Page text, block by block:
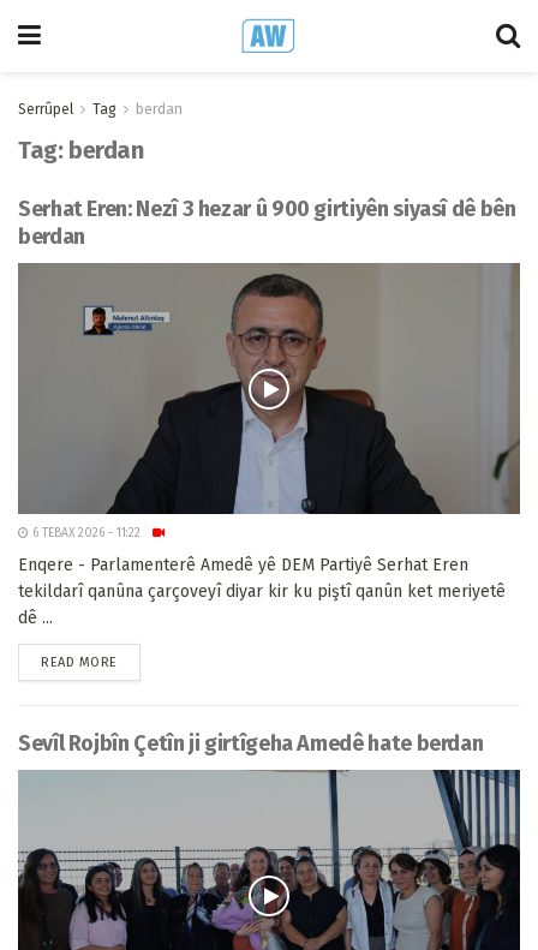
Serrûpel Tag berdan
Tag: berdan
Serhat Eren: Nezî 3 hezar û 900 girtiyên siyasî dê bên
berdan
6 TEBAX 2026 - 11:22
Enqere - Parlamenterê Amedê yê DEM Partiyê Serhat Eren
tekildarî qanûna çarçoveyî diyar kir ku piştî qanûn ket meriyetê
dê ...
READ MORE
Sevîl Rojbîn Çetîn ji girtîgeha Amedê hate berdan